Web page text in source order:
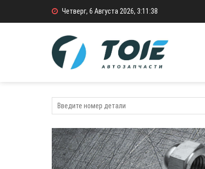
Четверг, 6 Августа 2026, 3:11:39